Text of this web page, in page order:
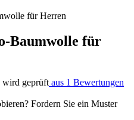
für Herren
Baumwolle für
wird geprüft aus 1 Bewertungen
Fordern Sie ein Muster